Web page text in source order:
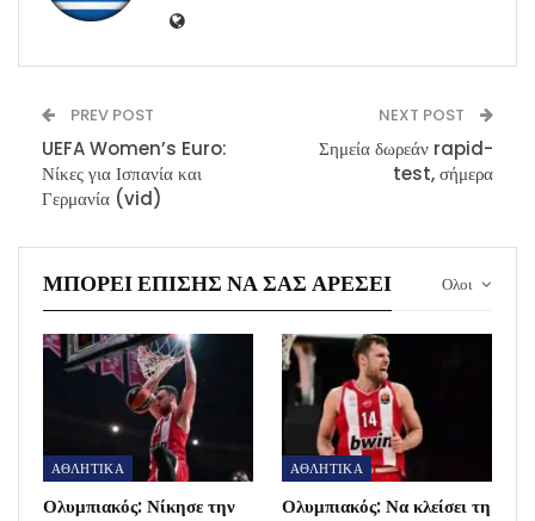
PREV POST
UEFA Women’s Euro:
Νίκες για Ισπανία και
Γερμανία (vid)
NEXT POST
Σημεία δωρεάν rapid-
test, σήμερα
Ολοι
ΜΠΟΡΕΊ ΕΠΊΣΗΣ ΝΑ ΣΑΣ ΑΡΈΣΕΙ
ΑΘΛΗΤΙΚΑ
Ολυμπιακός: Νίκησε την
ΑΘΛΗΤΙΚΑ
Ολυμπιακός: Να κλείσει τη